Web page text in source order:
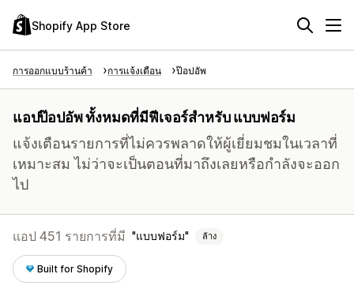
Shopify App Store
การออกแบบร้านค้า การแจ้งเตือน ป๊อปอัพ
แอปป๊อปอัพ ทั้งหมดที่มีฟีเจอร์สำหรับ แบบฟอร์ม
แจ้งเตือนรายการที่ไม่ควรพลาดให้ผู้เยี่ยมชมในเวลาที่
เหมาะสม ไม่ว่าจะเป็นตอนที่มาถึงเลยหรือกำลังจะออก
ไป
แอป 451 รายการที่มี แบบฟอร์ม ล้าง
Built for Shopify